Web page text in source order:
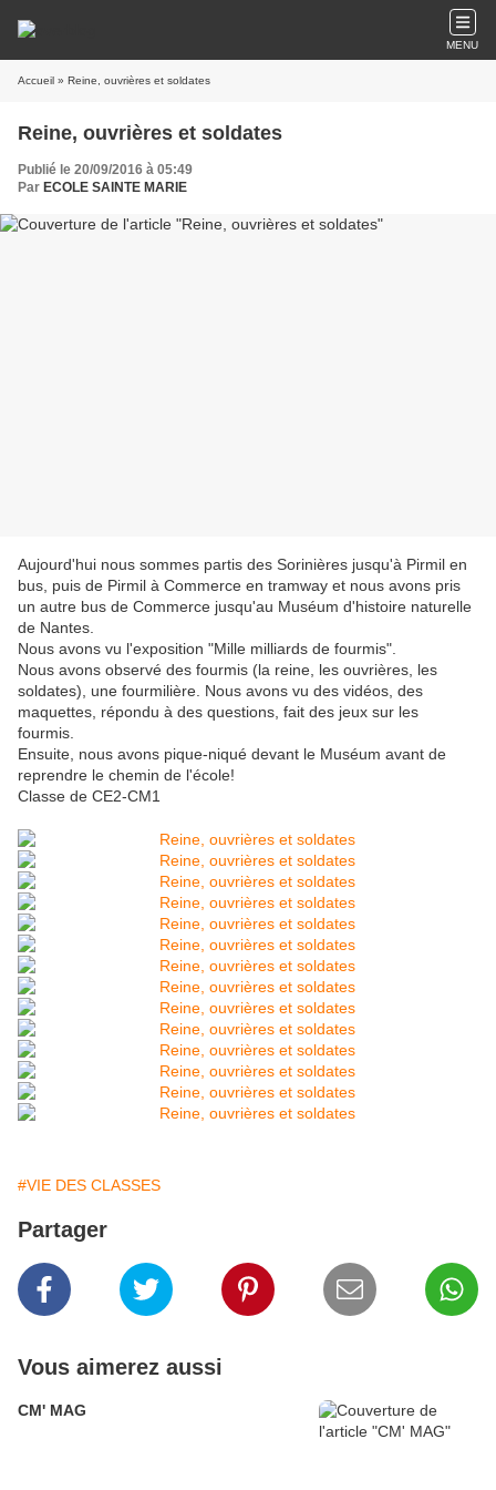
MENU
Accueil » Reine, ouvrières et soldates
Reine, ouvrières et soldates
Publié le 20/09/2016 à 05:49
Par ECOLE SAINTE MARIE
Aujourd'hui nous sommes partis des Sorinières jusqu'à Pirmil en
bus, puis de Pirmil à Commerce en tramway et nous avons pris
un autre bus de Commerce jusqu'au Muséum d'histoire naturelle
de Nantes.
Nous avons vu l'exposition "Mille milliards de fourmis".
Nous avons observé des fourmis (la reine, les ouvrières, les
soldates), une fourmilière. Nous avons vu des vidéos, des
maquettes, répondu à des questions, fait des jeux sur les
fourmis.
Ensuite, nous avons pique-niqué devant le Muséum avant de
reprendre le chemin de l'école!
Classe de CE2-CM1
#VIE DES CLASSES
Partager
Vous aimerez aussi
CM' MAG